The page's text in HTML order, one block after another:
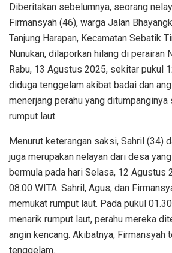
Diberitakan sebelumnya, seorang
Firmansyah (46), warga Jalan
Tanjung Harapan, Kecamatan Sebatik
Nunukan, dilaporkan hilang di perairan
Rabu, 13 Agustus 2025, sekitar pukul
diduga tenggelam akibat badai dan
menerjang perahu yang ditumpanginya
rumput laut.
Menurut keterangan saksi, Sahril (34)
juga merupakan nelayan dari desa
bermula pada hari Selasa, 12 Agustus
08.00 WITA. Sahril, Agus, dan
memukat rumput laut. Pada pukul
menarik rumput laut, perahu mereka
angin kencang. Akibatnya, Firmansyah
tenggelam.